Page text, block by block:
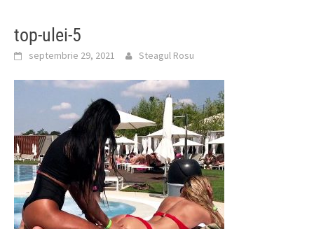
top-ulei-5
septembrie 29, 2021 Steagul Rosu